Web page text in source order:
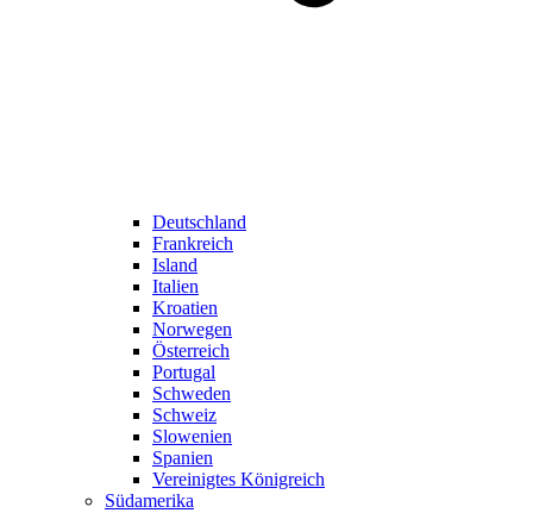
Deutschland
Frankreich
Island
Italien
Kroatien
Norwegen
Österreich
Portugal
Schweden
Schweiz
Slowenien
Spanien
Vereinigtes Königreich
Südamerika